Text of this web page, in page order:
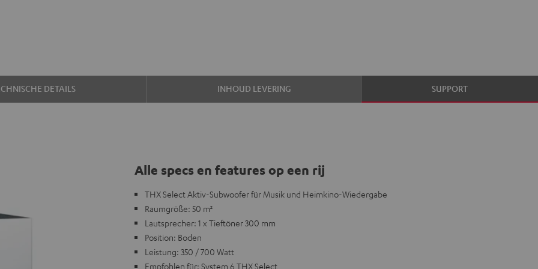
DETAILS INHOUD LEVERING SUPPORT
Alle specs en features op een rij
THX Select Aktiv-Subwoofer für Musik und Heimkino-Wiedergabe
Raumgröße: 50 m²
Lautsprecher: 1 x Tieftöner 300 mm
Position: Boden
Leistung: 350 / 700 Watt
Empfohlen für: System 6 THX Select